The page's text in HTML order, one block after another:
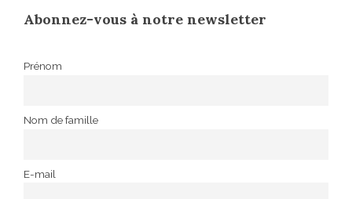
Abonnez-vous à notre newsletter
Prénom
Nom de famille
E-mail